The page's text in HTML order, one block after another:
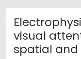
visual
spatial